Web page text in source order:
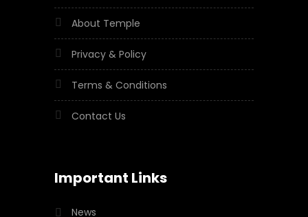
About Temple
Privacy & Policy
Terms & Conditions
Contact Us
Important Links
News